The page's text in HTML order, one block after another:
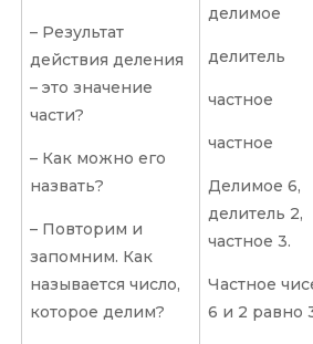
– Результат
действия деления
– это значение
части?
– Как можно его
назвать?
– Повторим и
запомним. Как
называется число,
которое делим?
делимое
делитель
частное
частное
Делимое 6,
делитель 2,
частное 3.
Частное
6 и 2 равно